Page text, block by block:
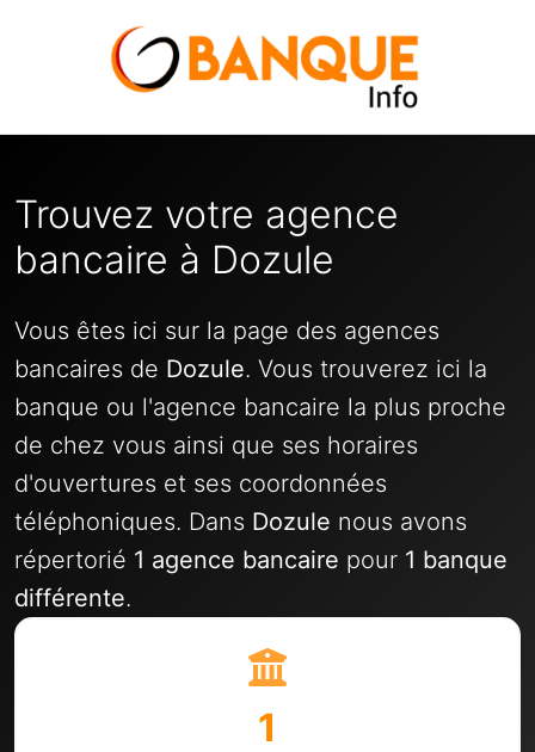
Trouvez votre agence
bancaire à Dozule
Vous êtes ici sur la page des agences
bancaires de Dozule. Vous trouverez ici la
banque ou l'agence bancaire la plus proche
de chez vous ainsi que ses horaires
d'ouvertures et ses coordonnées
téléphoniques. Dans Dozule nous avons
répertorié 1 agence bancaire pour 1 banque
différente.
1